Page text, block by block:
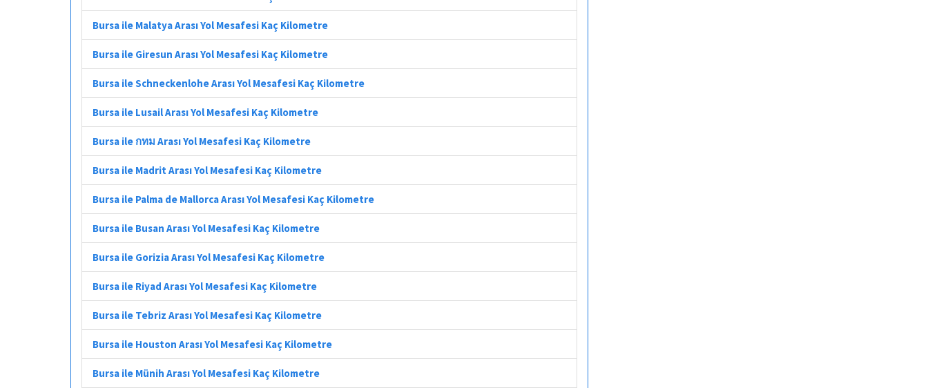
Bursa ile Malatya Arası Yol Mesafesi Kaç Kilometre
Bursa ile Giresun Arası Yol Mesafesi Kaç Kilometre
Bursa ile Schneckenlohe Arası Yol Mesafesi Kaç Kilometre
Bursa ile Lusail Arası Yol Mesafesi Kaç Kilometre
Bursa ile กทม Arası Yol Mesafesi Kaç Kilometre
Bursa ile Madrit Arası Yol Mesafesi Kaç Kilometre
Bursa ile Palma de Mallorca Arası Yol Mesafesi Kaç Kilometre
Bursa ile Busan Arası Yol Mesafesi Kaç Kilometre
Bursa ile Gorizia Arası Yol Mesafesi Kaç Kilometre
Bursa ile Riyad Arası Yol Mesafesi Kaç Kilometre
Bursa ile Tebriz Arası Yol Mesafesi Kaç Kilometre
Bursa ile Houston Arası Yol Mesafesi Kaç Kilometre
Bursa ile Münih Arası Yol Mesafesi Kaç Kilometre